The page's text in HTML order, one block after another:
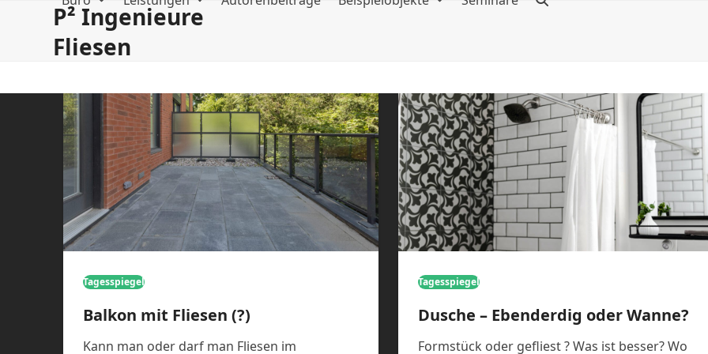
P² Ingenieure
Fliesen
Tagesspiegel
Balkon mit Fliesen (?)
Kann man oder darf man Fliesen im
Tagesspiegel
Dusche – Ebenderdig oder Wanne?
Formstück oder gefliest ? Was ist besser? Wo